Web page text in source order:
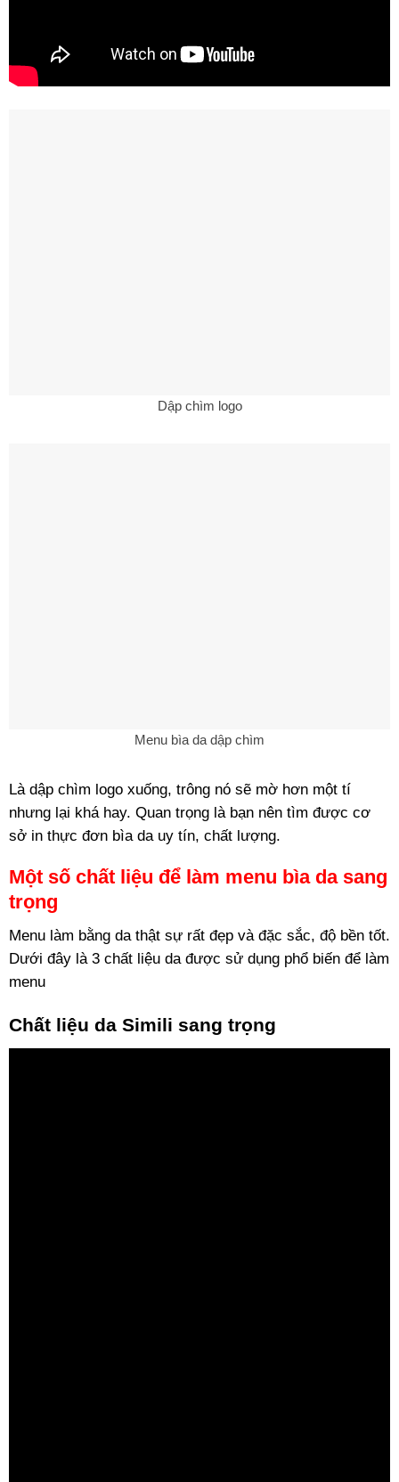
Dập chìm logo
Menu bìa da dập chìm
Là dập chìm logo xuống, trông nó sẽ mờ hơn một tí
nhưng lại khá hay. Quan trọng là bạn nên tìm được cơ
sở in thực đơn bìa da uy tín, chất lượng.
Một số chất liệu để làm menu bìa da sang
trọng
Menu làm bằng da thật sự rất đẹp và đặc sắc, độ bền tốt.
Dưới đây là 3 chất liệu da được sử dụng phổ biến để làm
menu
Chất liệu da Simili sang trọng